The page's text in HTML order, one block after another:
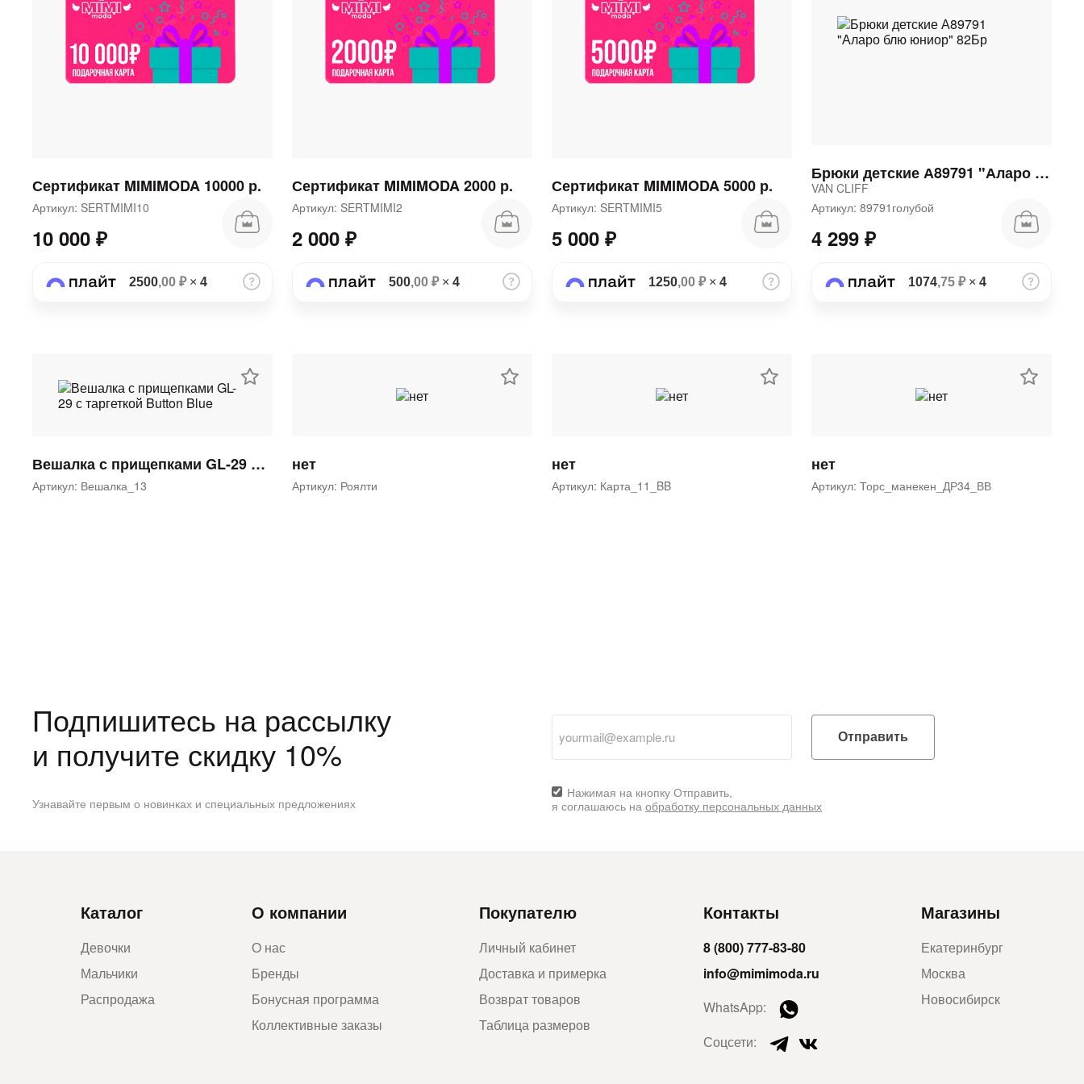
Сертификат MIMIMODA 10000 р.
Артикул: SERTMIMI10
10 000 ₽
2500,00 ₽× 4
Сертификат MIMIMODA 2000 р.
Артикул: SERTMIMI2
2 000 ₽
500,00 ₽× 4
Сертификат MIMIMODA 5000 р.
Артикул: SERTMIMI5
5 000 ₽
1250,00 ₽× 4
Брюки детские А89791 "Аларо блю юниор" 82Бр
VAN CLIFF
Артикул: 89791голубой
4 299 ₽
1074,75 ₽× 4
Вешалка с прищепками GL-29 с таргеткой Button Blue
Артикул: Вешалка_13
нет
Артикул: Роялти
нет
Артикул: Карта_11_BB
нет
Артикул: Торс_манекен_ДР34_ВВ
Подпишитесь на рассылку
и получите скидку 10%
Узнавайте первым о новинках и специальных предложениях
Отправить
Нажимая на кнопку Отправить,
я соглашаюсь на обработку персональных данных
Каталог
Девочки
Мальчики
Распродажа
О компании
О нас
Бренды
Бонусная программа
Коллективные заказы
Покупателю
Личный кабинет
Доставка и примерка
Возврат товаров
Таблица размеров
Контакты
8 (800) 777-83-80
info@mimimoda.ru
WhatsApp:
Соцсети:
Магазины
Екатеринбург
Москва
Новосибирск